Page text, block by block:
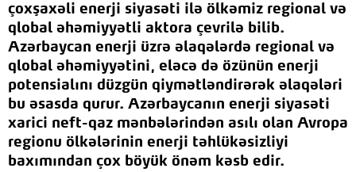
çoxşaxəli enerji siyasəti ilə ölkəmiz regional və
qlobal əhəmiyyətli aktora çevrilə bilib.
Azərbaycan enerji üzrə əlaqələrdə regional və
qlobal əhəmiyyətini, eləcə də özünün enerji
potensialını düzgün qiymətləndirərək əlaqələri
bu əsasda qurur. Azərbaycanın enerji siyasəti
xarici neft-qaz mənbələrindən asılı olan Avropa
regionu ölkələrinin enerji təhlükəsizliyi
baxımından çox böyük önəm kəsb edir.